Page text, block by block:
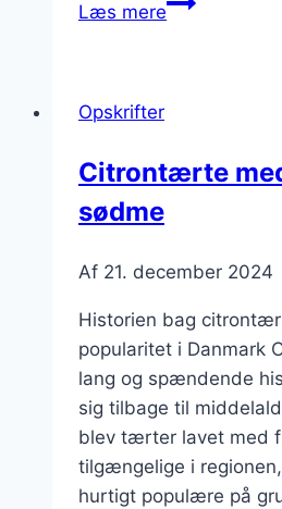
Læs mere
Opskrifter
Citrontærte
sødme
Af 21. december 2024
Historien bag
popularitet i Danmark
lang og spændende
sig tilbage til
blev tærter lavet med
tilgængelige i
hurtigt populære på